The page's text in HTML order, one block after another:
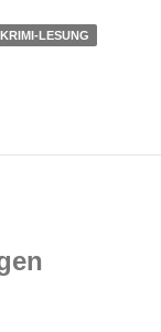
KRIMI-LESUNG